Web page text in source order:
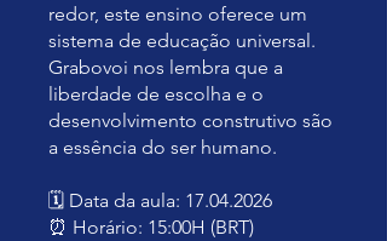
redor, este ensino oferece um
sistema de educação universal.
Grabovoi nos lembra que a
liberdade de escolha e o
desenvolvimento construtivo são
a essência do ser humano.
🗓️ Data da aula: 17.04.2026
⏰ Horário: 15:00H (BRT)